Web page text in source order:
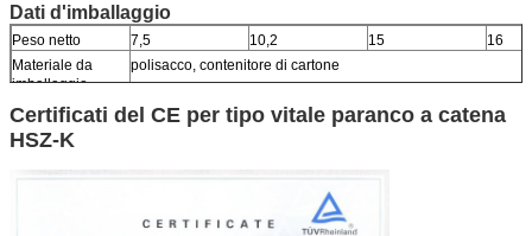
Diametro della
catena del carico
5
Dati d'imballaggio
Peso netto 7,5 10,2 15
16
Materiale da
imballaggio
polisacco, contenitore di cartone
Certificati del CE per tipo vitale paranco a catena
HSZ-K